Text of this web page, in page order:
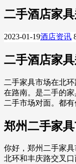
二手酒店家具
2023-01-19酒店资讯
二手酒店家具
二手家具市场在北
在路南。是二手的
二手市场对面。都有
郑州二手家
你好，郑州二手家具
北环和丰庆路交叉口